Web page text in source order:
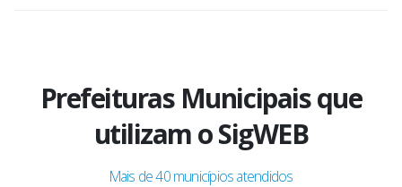
Prefeituras Municipais que
utilizam o SigWEB
Mais de 40 municípios atendidos